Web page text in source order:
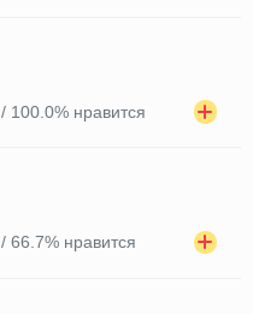
/ 100.0% нравится
/ 66.7% нравится